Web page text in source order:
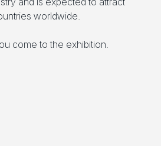
worldwide.
come to the exhibition.